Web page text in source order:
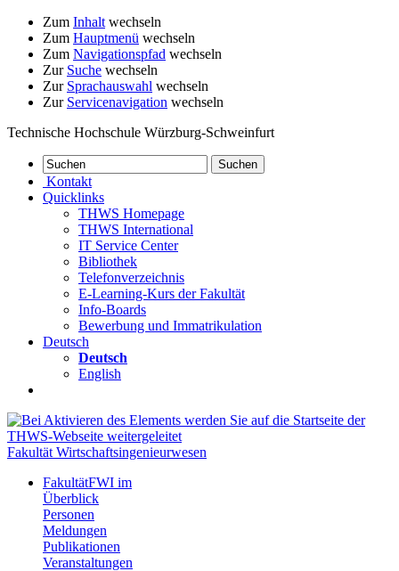
Zum Inhalt wechseln
Zum Hauptmenü wechseln
Zum Navigationspfad wechseln
Zur Suche wechseln
Zur Sprachauswahl wechseln
Zur Servicenavigation wechseln
Technische Hochschule Würzburg-Schweinfurt
Kontakt
Quicklinks
THWS Homepage
THWS International
IT Service Center
Bibliothek
Telefonverzeichnis
E-Learning-Kurs der Fakultät
Info-Boards
Bewerbung und Immatrikulation
Deutsch
Deutsch
English
Fakultät Wirtschaftsingenieurwesen
FakultätFWI im
Überblick
Personen
Meldungen
Publikationen
Veranstaltungen